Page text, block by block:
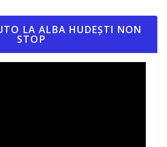
LA ALBA HUDEȘTI NON
STOP